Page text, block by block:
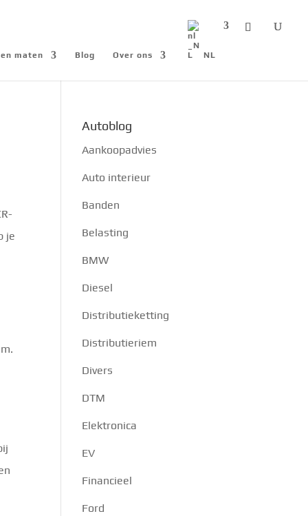
maten Blog Over ons NL
je
Autoblog
Aankoopadvies
Auto interieur
Banden
Belasting
BMW
Diesel
Distributieketting
Distributieriem
Divers
DTM
Elektronica
EV
Financieel
Ford